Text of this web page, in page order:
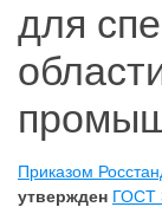
для
Приказом
утвержден ГОСТ